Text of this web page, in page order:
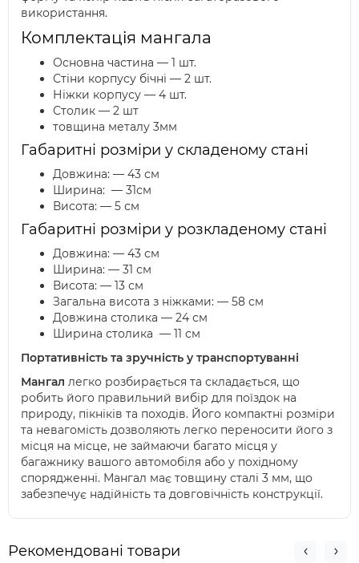
використання.
Комплектація мангала
Основна частина — 1 шт.
Стіни корпусу бічні — 2 шт.
Ніжки корпусу — 4 шт.
Столик — 2 шт
товщина металу 3мм
Габаритні розміри у складеному стані
Довжина: — 43 см
Ширина: — 31см
Висота: — 5 см
Габаритні розміри у розкладеному стані
Довжина: — 43 см
Ширина: — 31 см
Висота: — 13 см
Загальна висота з ніжками: — 58 см
Довжина столика — 24 см
Ширина столика — 11 см
Портативність та зручність у транспортуванні
Мангал легко розбирається та складається, що
робить його правильний вибір для поїздок на
природу, пікніків та походів. Його компактні розміри
та невагомість дозволяють легко переносити його з
місця на місце, не займаючи багато місця у
багажнику вашого автомобіля або у похідному
спорядженні. Мангал має товщину сталі 3 мм, що
забезпечує надійність та довговічність конструкції.
Рекомендовані товари